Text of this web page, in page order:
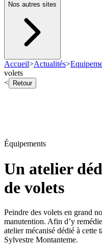
Nos autres sites
Accueil>Actualités>
volets
<
Retour
Équipements
Un atelier
de volets
Peindre des volets en grand
manutention. Afin d’y
atelier mécanisé dédié à
Sylvestre Montanteme.